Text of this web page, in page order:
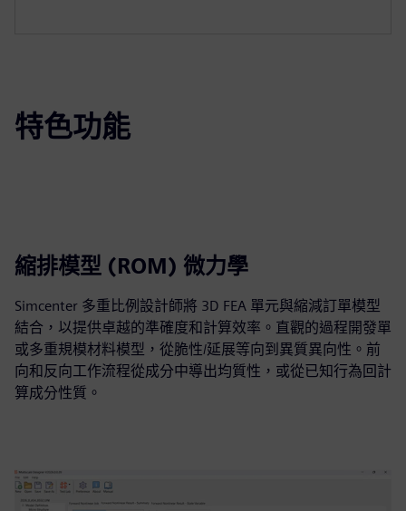
特色功能
縮排模型 (ROM) 微力學
Simcenter 多重比例設計師將 3D FEA 單元與縮減訂單模型
結合，以提供卓越的準確度和計算效率。直觀的過程開發單
或多重規模材料模型，從脆性/延展等向到異質異向性。前
向和反向工作流程從成分中導出均質性，或從已知行為回計
算成分性質。